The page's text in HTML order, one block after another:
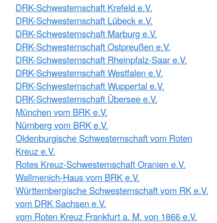
DRK-Schwesternschaft Krefeld e.V.
DRK-Schwesternschaft Lübeck e.V.
DRK-Schwesternschaft Marburg e.V.
DRK-Schwesternschaft Ostpreußen e.V.
DRK-Schwesternschaft Rheinpfalz-Saar e.V.
DRK-Schwesternschaft Westfalen e.V.
DRK-Schwesternschaft Wuppertal e.V.
DRK-Schwesternschaft Übersee e.V.
München vom BRK e.V.
Nürnberg vom BRK e.V.
Oldenburgische Schwesternschaft vom Roten
Kreuz e.V.
Rotes Kreuz-Schwesternschaft Oranien e.V.
Wallmenich-Haus vom BRK e.V.
Württembergische Schwesternschaft vom RK e.V.
vom DRK Sachsen e.V.
vom Roten Kreuz Frankfurt a. M. von 1866 e.V.